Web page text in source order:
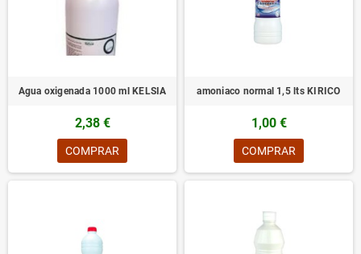
Agua oxigenada 1000 ml KELSIA
2,38 €
COMPRAR
amoniaco normal 1,5 lts KIRICO
1,00 €
COMPRAR